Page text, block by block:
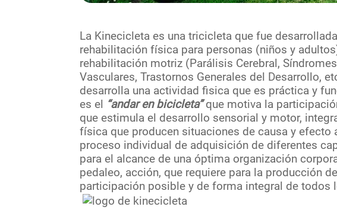
La Kinecicleta es una tricicleta que fue
rehabilitación física para personas (niños y
rehabilitación motriz (Parálisis Cerebral,
Vasculares, Trastornos Generales del Desarrollo,
desarrolla una actividad fisica que es práctica y
es el “andar en bicicleta”que motiva la
que estimula el desarrollo sensorial y motor,
física que producen situaciones de causa y efecto
proceso individual de adquisición de diferentes
para el alcance de una óptima organización
pedaleo, acción, que requiere para la producción
participación posible y de forma integral de todos